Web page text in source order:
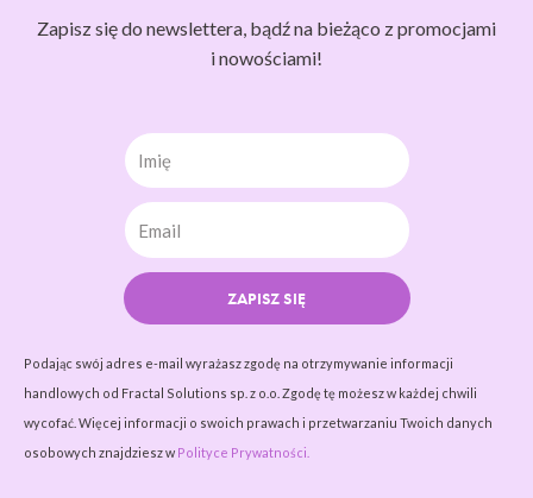
Zapisz się do newslettera, bądź na bieżąco z promocjami
i nowościami!
Imię
ZAPISZ SIĘ
Podając swój adres e-mail wyrażasz zgodę na otrzymywanie informacji
handlowych od Fractal Solutions sp. z o.o. Zgodę tę możesz w każdej chwili
wycofać. Więcej informacji o swoich prawach i przetwarzaniu Twoich danych
osobowych znajdziesz w Polityce Prywatności.